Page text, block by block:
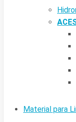
Material para